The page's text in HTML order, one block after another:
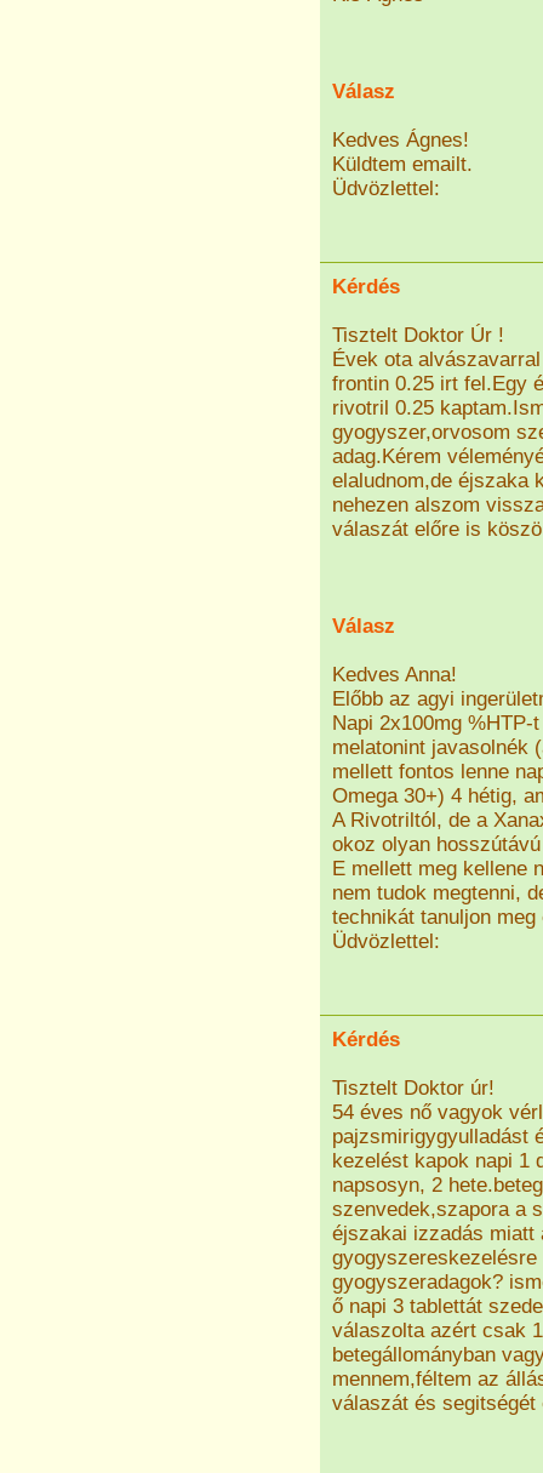
Válasz
Kedves Ágnes!
Küldtem emailt.
Üdvözlettel:
Kérdés
Tisztelt Doktor Úr !
Évek ota
frontin 0.25 irt fel.Egy
rivotril 0.25
gyogyszer,orvosom
adag.Kérem
elaludnom,de éjszaka
nehezen alszom
válaszát előre is
Válasz
Kedves Anna!
Előbb az agyi
Napi 2x100mg
melatonint javasolnék
mellett fontos lenne
Omega 30+) 4 hétig,
A Rivotriltól, de a
okoz olyan
E mellett meg kellene
nem tudok megtenni,
technikát tanuljon
Üdvözlettel:
Kérdés
Tisztelt Doktor úr!
54 éves nő vagyok
pajzsmirigygyulladást
kezelést kapok napi 1
napsosyn, 2
szenvedek,szapora a
éjszakai izzadás miatt
gyogyszeradagok?
ő napi 3 tablettát
válaszolta azért csak
betegállományban
mennem,féltem az
válaszát és